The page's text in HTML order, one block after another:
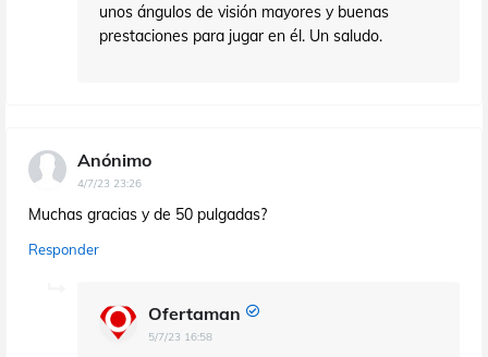
unos ángulos de visión mayores y buenas
prestaciones para jugar en él. Un saludo.
Anónimo
4/7/23 23:26
Muchas gracias y de 50 pulgadas?
Responder
Ofertaman
5/7/23 16:58